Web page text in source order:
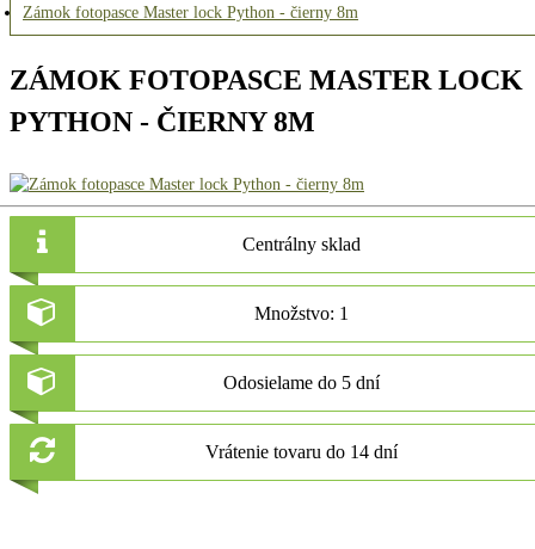
Zámok fotopasce Master lock Python - čierny 8m
ZÁMOK FOTOPASCE MASTER LOCK
PYTHON - ČIERNY 8M
Centrálny sklad
Množstvo: 1
Odosielame do 5 dní
Vrátenie tovaru do 14 dní